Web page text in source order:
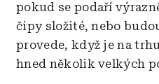
pokud se podaří
čipy složité, nebo
provede, když je na
hned několik velkých